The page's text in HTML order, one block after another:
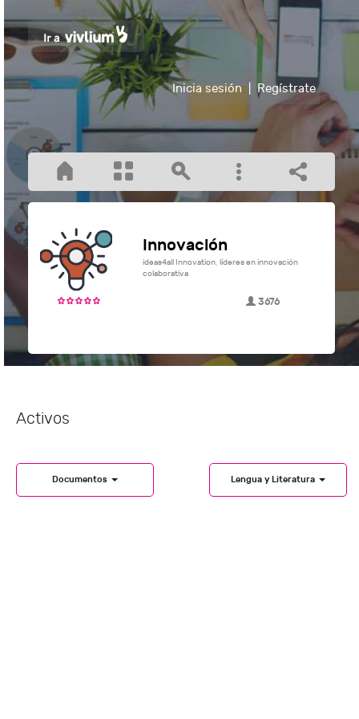
Inicia sesión Regístrate
Innovación
ideas4all Innovation, líderes en innovación
colaborativa
3676
Activos
Documentos Lengua y Literatura